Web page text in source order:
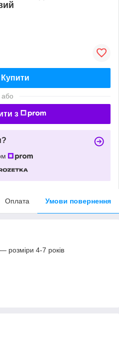
Купити
або
з
Оплата Умови повернення
розміри 4-7 років